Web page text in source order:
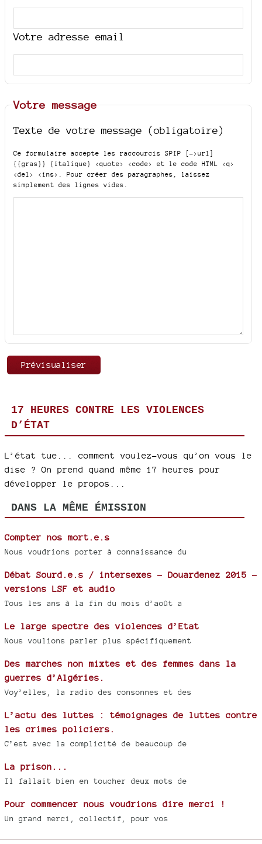
Votre adresse email
Votre message
Texte de votre message (obligatoire)
Ce formulaire accepte les raccourcis SPIP
[->url]
{{gras}} {italique} <quote> <code>
et le code HTML <q>
<del> <ins>
. Pour créer des paragraphes, laissez
simplement des lignes vides.
17 HEURES CONTRE LES VIOLENCES
D’ÉTAT
L’état tue... comment voulez-vous qu’on vous le
dise ? On prend quand même 17 heures pour
développer le propos...
DANS LA MÊME ÉMISSION
Compter nos mort.e.s
Nous voudrions porter à connaissance du
Débat Sourd.e.s / intersexes - Douardenez 2015 -
versions LSF et audio
Tous les ans à la fin du mois d’août a
Le large spectre des violences d’Etat
Nous voulions parler plus spécifiquement
Des marches non mixtes et des femmes dans la
guerres d’Algéries.
Voy’elles, la radio des consonnes et des
L’actu des luttes : témoignages de luttes contre
les crimes policiers.
C’est avec la complicité de beaucoup de
La prison...
Il fallait bien en toucher deux mots de
Pour commencer nous voudrions dire merci !
Un grand merci, collectif, pour vos